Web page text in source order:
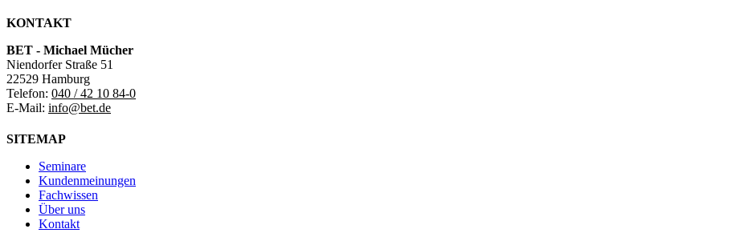
KONTAKT
BET - Michael Mücher
Niendorfer Straße 51
22529 Hamburg
Telefon: 040 / 42 10 84-0
E-Mail: info@bet.de
SITEMAP
Seminare
Kundenmeinungen
Fachwissen
Über uns
Kontakt